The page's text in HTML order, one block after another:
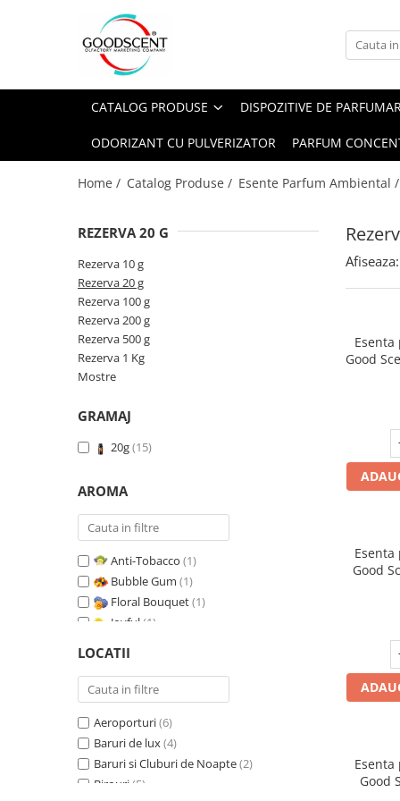
Catalog Produse
Odorizant cu Pulverizator
Dispozitive de Parfumare Ambientală
Industriale (HVAC)
Esente Parfum Ambiental
Rezerva 100 g
Rezerva 500 g
Rezerva 1 Kg
CATALOG PRODUSE DISPOZITIVE DE
ODORIZANT CU PULVERIZATOR PARFUM
Home / Catalog Produse / Esente Parfum Ambiental /
REZERVA 20 G
Rezerva 10 g
Rezerva 20 g
Rezerva 100 g
Rezerva 200 g
Rezerva 500 g
Rezerva 1 Kg
Mostre
GRAMAJ
20g(15)
AROMA
Anti-Tobacco (1)
Bubble Gum (1)
Floral Bouquet(1)
Joyful (1)
Marine Breeze
Orange & Fresh Cinnamon
Oriental Amber(1)
Pure White Musc
Red Fruit Bubble
Red Grapes(1)
Relaxing Lavender
LOCATII
Aeroporturi(6)
Baruri de lux(4)
Baruri si Cluburi de Noapte(2)
Birouri (5)
Afiseaza:
Good
Good
Good